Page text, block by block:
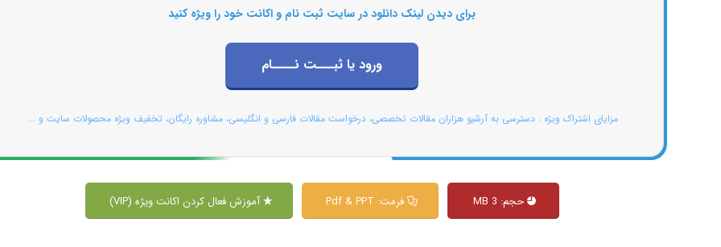
برای دیدن لینک دانلود در سایت ثبت نام و اکانت خود را ویژه کنید
ورود یا ثبـــت نــــام
مزایای اشتراک ویژه : دسترسی به آرشیو هزاران مقالات تخصصی، درخواست مقالات فارسی و انگلیسی، مشاوره رایگان، تخفیف ویژه محصولات سایت و ...
حجم: 3 MB فرمت: Pdf & PPT آموزش فعال کردن اکانت ویژه (VIP)